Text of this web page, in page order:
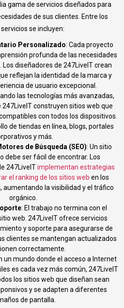
gama de servicios diseñados para
de sus clientes. Entre los
se incluyen:
Personalizado: Cada proyecto
profunda de las necesidades
diseñadores de 247LiveIT crean
reflejan la identidad de la marca y
de usuario excepcional.
las tecnologías más avanzadas,
247LiveIT construyen sitios web que
con todos los dispositivos.
de tiendas en línea, blogs, portales
y más.
de Búsqueda (SEO): Un sitio
debe ser fácil de encontrar. Los
247LiveITimplementan estrategias
el ranking de los sitios web en los
aumentando la visibilidad y el tráfico
orgánico.
: El trabajo no termina con el
web. 247LiveIT ofrece servicios
y soporte para asegurarse de
clientes se mantengan actualizados
correctamente.
un mundo donde el acceso a Internet
es cada vez más común, 247LiveIT
los sitios web que diseñan sean
y se adapten a diferentes
de pantalla.